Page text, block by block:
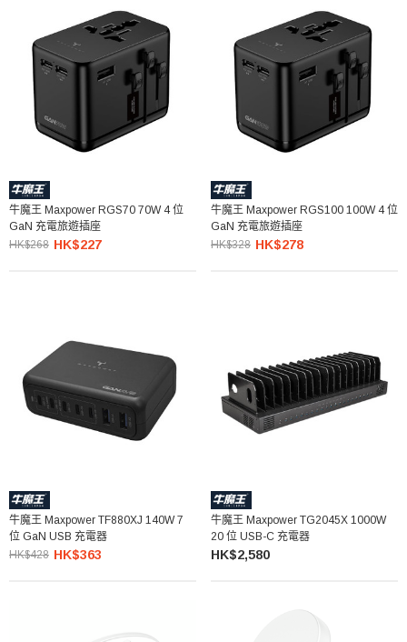
牛魔王 Maxpower RGS70 70W 4 位
GaN 充電旅遊插座
HK$268 HK$227
牛魔王 Maxpower RGS100 100W 4 位
GaN 充電旅遊插座
HK$328 HK$278
牛魔王 Maxpower TF880XJ 140W 7
位 GaN USB 充電器
HK$428 HK$363
牛魔王 Maxpower TG2045X 1000W
20 位 USB-C 充電器
HK$2,580